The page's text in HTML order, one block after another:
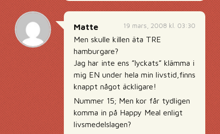
19 mars, 2008 kl. 03:30
Matte
Men skulle killen äta TRE
hamburgare?
Jag har inte ens ”lyckats” klämma i
mig EN under hela min livstid,finns
knappt något äckligare!
Nummer 15; Men kor får tydligen
komma in på Happy Meal enligt
livsmedelslagen?